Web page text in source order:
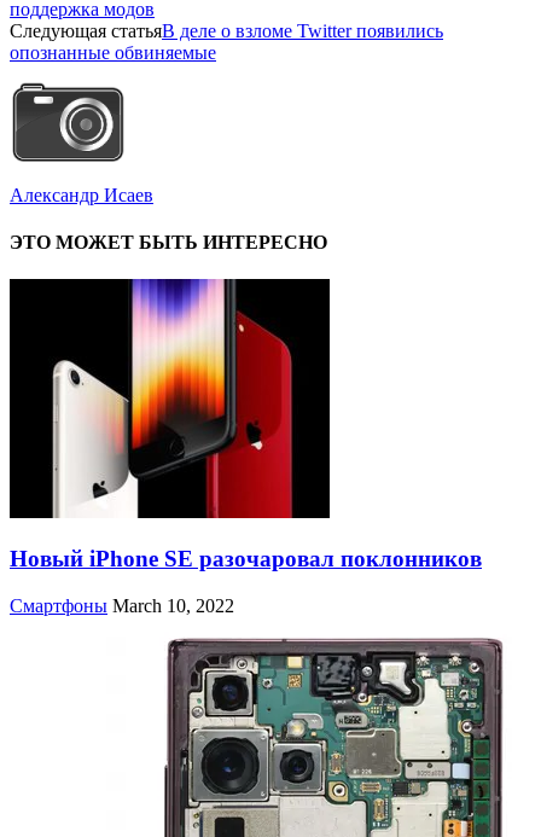
поддержка модов
Следующая статьяВ деле о взломе Twitter появились
опознанные обвиняемые
Александр Исаев
ЭТО МОЖЕТ БЫТЬ ИНТЕРЕСНО
Новый iPhone SE разочаровал поклонников
Смартфоны March 10, 2022